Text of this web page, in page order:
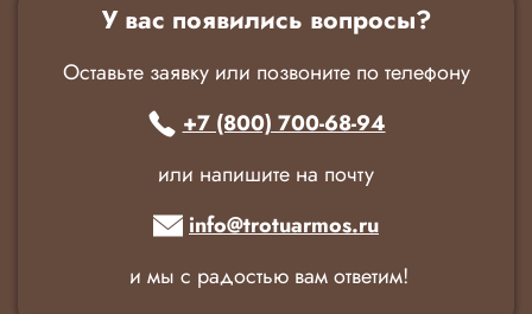
У вас появились вопросы?
Оставьте заявку или позвоните по телефону
+7 (800) 700-68-94
или напишите на почту
info@trotuarmos.ru
и мы с радостью вам ответим!